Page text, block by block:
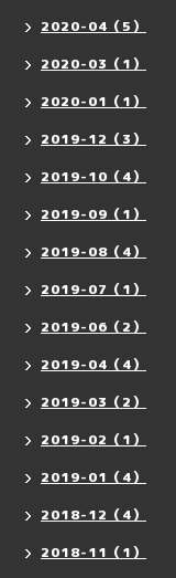
2020-04（5）
2020-03（1）
2020-01（1）
2019-12（3）
2019-10（4）
2019-09（1）
2019-08（4）
2019-07（1）
2019-06（2）
2019-04（4）
2019-03（2）
2019-02（1）
2019-01（4）
2018-12（4）
2018-11（1）